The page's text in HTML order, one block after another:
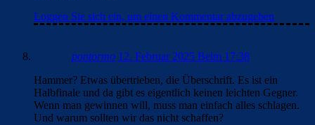
Loggen Sie sich ein, um einen Kommentar abzugeben
pontormo 12. Februar 2025 Beim 17:38
Hammer? Etwas übertrieben, die Überschrift. Es ist ein
Halbfinale und da gibt es eigentlich keinen leichten Gegner.
Wenn man gewinnen will, muss man einfach alles schlagen.
Und warum sollten wir das nicht schaffen?